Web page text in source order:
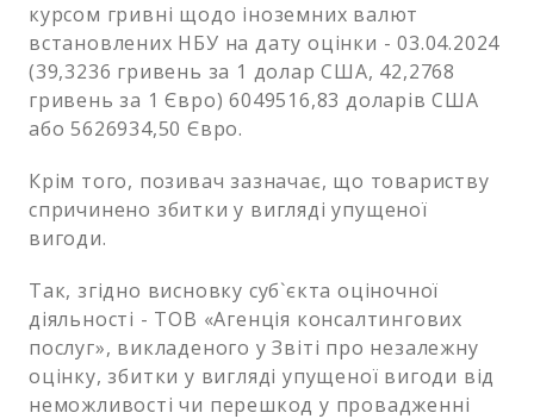
курсом гривні щодо іноземних валют
встановлених НБУ на дату оцінки - 03.04.2024
(39,3236 гривень за 1 долар США, 42,2768
гривень за 1 Євро) 6049516,83 доларів США
або 5626934,50 Євро.
Крім того, позивач зазначає, що товариству
спричинено збитки у вигляді упущеної
вигоди.
Так, згідно висновку суб`єкта оціночної
діяльності - ТОВ «Агенція консалтингових
послуг», викладеного у Звіті про незалежну
оцінку, збитки у вигляді упущеної вигоди від
неможливості чи перешкод у провадженні